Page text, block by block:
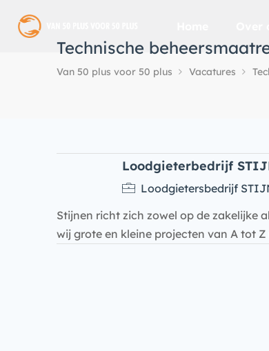
Technische
Van 50 plus voor 50 plus Vacatures
Loodgieterbedrijf
Loodgietersbedrijf
Stijnen richt zich zowel op de zakelijke
wij grote en kleine projecten van A tot